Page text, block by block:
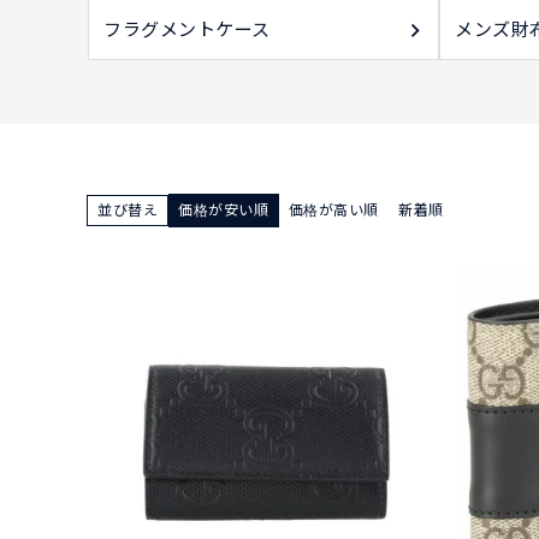
フラグメントケース メンズ財
並び替え 価格が安い順 価格が高い順 新着順